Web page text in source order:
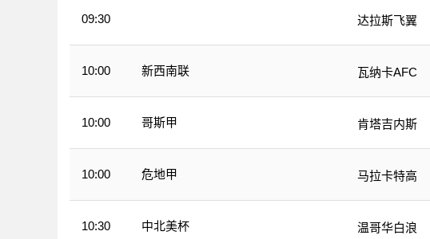
09:30
达拉斯飞翼
10:00 新西南联 瓦纳卡AFC
10:00 哥斯甲 肯塔吉内斯
10:00 危地甲 马拉卡特高
10:30 中北美杯 温哥华白浪